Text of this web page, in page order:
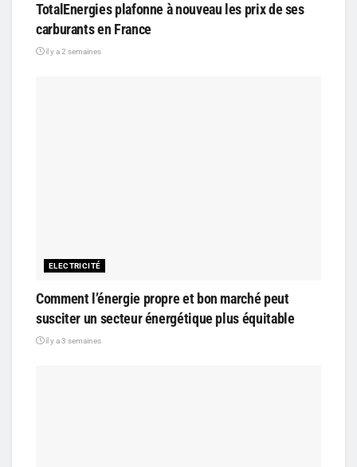
TotalEnergies plafonne à nouveau les prix de ses
carburants en France
il y a 2 semaines
ELECTRICITÉ
Comment l’énergie propre et bon marché peut
susciter un secteur énergétique plus équitable
il y a 3 semaines